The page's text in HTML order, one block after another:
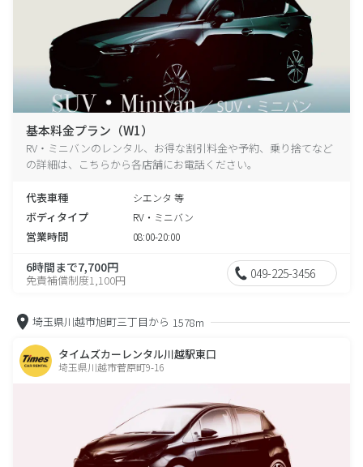
基本料金プラン（W1）
RV・ミニバンのレンタル、お得な割引料金や予約、乗り捨てなど
の詳細は、こちらから各店舗にお電話ください。
代表車種 シエンタ 等
ボディタイプ RV・ミニバン
営業時間 08:00-20:00
6時間まで7,700円
免責補償制度1,100円 049-225-3456
埼玉県川越市旭町三丁目から 1578m
タイムズカーレンタル川越駅東口
埼玉県川越市菅原町9-16